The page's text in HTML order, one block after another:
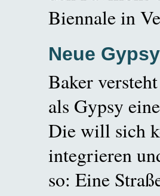
Biennale in
Neue
Baker
als Gypsy
Die will sich
integrieren
so: Eine